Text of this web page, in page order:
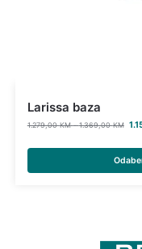
Larissa baza
1.279,00KM – 1.369,00KM